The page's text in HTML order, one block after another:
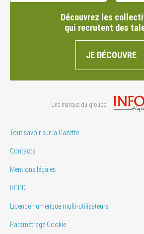
Découvrez les
qui recrutent des
JE DÉCOUVRE
Une marque du groupe
Tout savoir sur la Gazette
Contacts
Mentions légales
RGPD
Licence numérique multi-utilisateurs
Paramétrage Cookie